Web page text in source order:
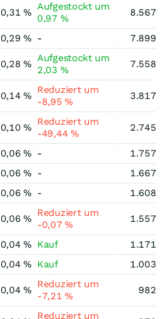
0,31 %
Aufgestockt um
0,97 %
0,29 % -
0,28 %
Aufgestockt um
2,03 %
0,14 %
Reduziert um
-8,95 %
0,10 %
Reduziert um
-49,44 %
0,06 % -
0,06 % -
0,06 % -
0,06 %
Reduziert um
-0,07 %
0,04 % Kauf
0,04 % Kauf
0,04 %
Reduziert um
-7,21 %
Reduziert um